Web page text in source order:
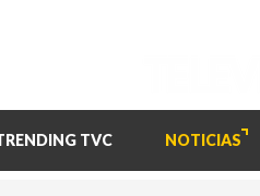
TVC NOTICIAS